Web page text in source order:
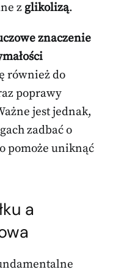
z glikolizą.
znaczenie
również do
poprawy
jest jednak,
zadbać o
pomoże uniknąć
a